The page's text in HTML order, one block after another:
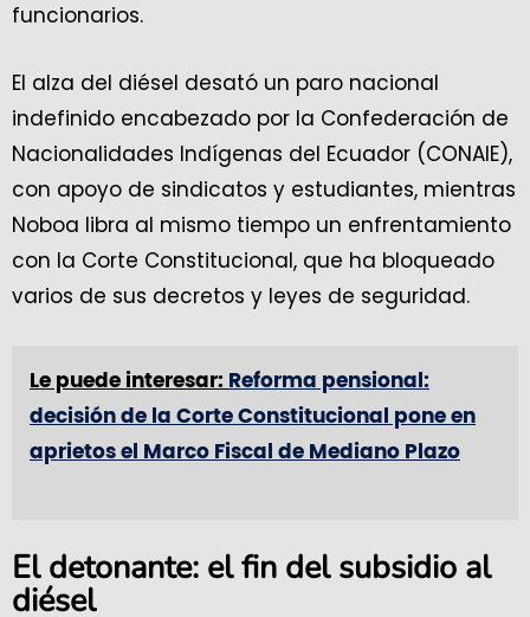
funcionarios.
El alza del diésel desató un paro nacional
indefinido encabezado por la Confederación de
Nacionalidades Indígenas del Ecuador (CONAIE),
con apoyo de sindicatos y estudiantes, mientras
Noboa libra al mismo tiempo un enfrentamiento
con la Corte Constitucional, que ha bloqueado
varios de sus decretos y leyes de seguridad.
Le puede interesar: Reforma pensional:
decisión de la Corte Constitucional pone en
aprietos el Marco Fiscal de Mediano Plazo
El detonante: el fin del subsidio al
diésel